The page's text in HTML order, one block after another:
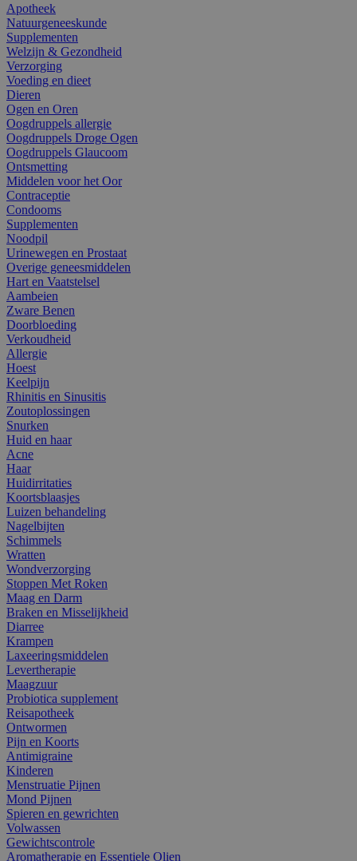
Apotheek
Natuurgeneeskunde
Supplementen
Welzijn & Gezondheid
Verzorging
Voeding en dieet
Dieren
Ogen en Oren
Oogdruppels allergie
Oogdruppels Droge Ogen
Oogdruppels Glaucoom
Ontsmetting
Middelen voor het Oor
Contraceptie
Condooms
Supplementen
Noodpil
Urinewegen en Prostaat
Overige geneesmiddelen
Hart en Vaatstelsel
Aambeien
Zware Benen
Doorbloeding
Verkoudheid
Allergie
Hoest
Keelpijn
Rhinitis en Sinusitis
Zoutoplossingen
Snurken
Huid en haar
Acne
Haar
Huidirritaties
Koortsblaasjes
Luizen behandeling
Nagelbijten
Schimmels
Wratten
Wondverzorging
Stoppen Met Roken
Maag en Darm
Braken en Misselijkheid
Diarree
Krampen
Laxeeringsmiddelen
Levertherapie
Maagzuur
Probiotica supplement
Reisapotheek
Ontwormen
Pijn en Koorts
Antimigraine
Kinderen
Menstruatie Pijnen
Mond Pijnen
Spieren en gewrichten
Volwassen
Gewichtscontrole
Aromatherapie en Essentiele Olien